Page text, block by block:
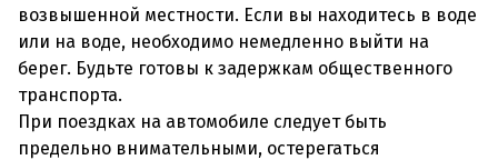
возвышенной местности. Если вы находитесь в воде
или на воде, необходимо немедленно выйти на
берег. Будьте готовы к задержкам общественного
транспорта.
При поездках на автомобиле следует быть
предельно внимательными, остерегаться